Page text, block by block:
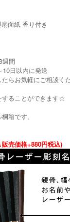
面紙 香り付き
週間
10日以内に発送
らお気軽にご相談くだ
ることができます☆
箱です。
販売価格+880円税込)